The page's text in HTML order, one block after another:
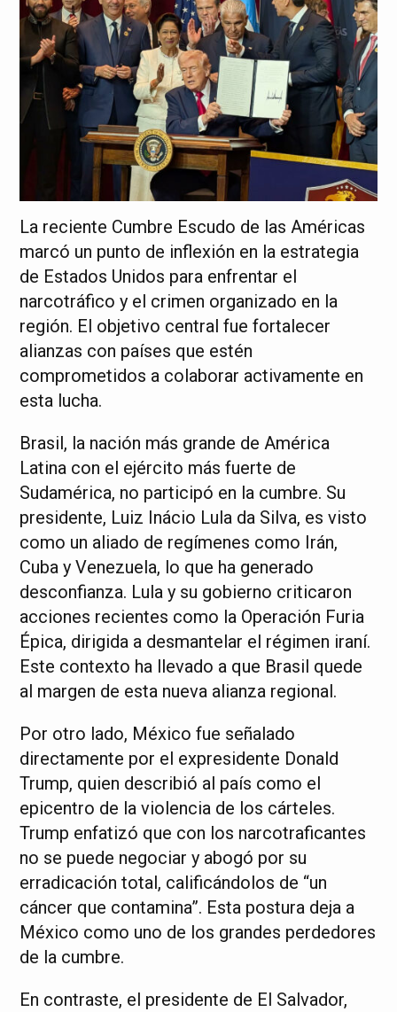
La reciente Cumbre Escudo de las Américas
marcó un punto de inflexión en la estrategia
de Estados Unidos para enfrentar el
narcotráfico y el crimen organizado en la
región. El objetivo central fue fortalecer
alianzas con países que estén
comprometidos a colaborar activamente en
esta lucha.
Brasil, la nación más grande de América
Latina con el ejército más fuerte de
Sudamérica, no participó en la cumbre. Su
presidente, Luiz Inácio Lula da Silva, es visto
como un aliado de regímenes como Irán,
Cuba y Venezuela, lo que ha generado
desconfianza. Lula y su gobierno criticaron
acciones recientes como la Operación Furia
Épica, dirigida a desmantelar el régimen iraní.
Este contexto ha llevado a que Brasil quede
al margen de esta nueva alianza regional.
Por otro lado, México fue señalado
directamente por el expresidente Donald
Trump, quien describió al país como el
epicentro de la violencia de los cárteles.
Trump enfatizó que con los narcotraficantes
no se puede negociar y abogó por su
erradicación total, calificándolos de “un
cáncer que contamina”. Esta postura deja a
México como uno de los grandes perdedores
de la cumbre.
En contraste, el presidente de El Salvador,